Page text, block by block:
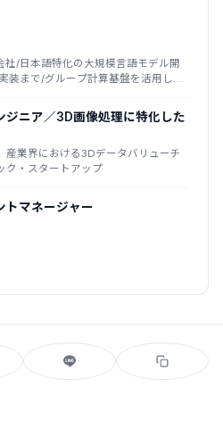
社/日本語特化の大規模言語モデル開
装まで/グループ計算基盤を活用した
ジニア／3D画像処理に特化した
産業界における3Dデータバリューチ
ク・スタートアップ
トマネージャー